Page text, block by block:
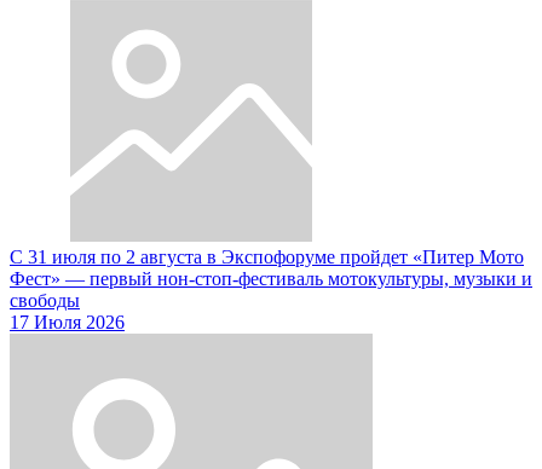
С 31 июля по 2 августа в Экспофоруме пройдет «Питер Мото
Фест» — первый нон-стоп-фестиваль мотокультуры, музыки и
свободы
17 Июля 2026